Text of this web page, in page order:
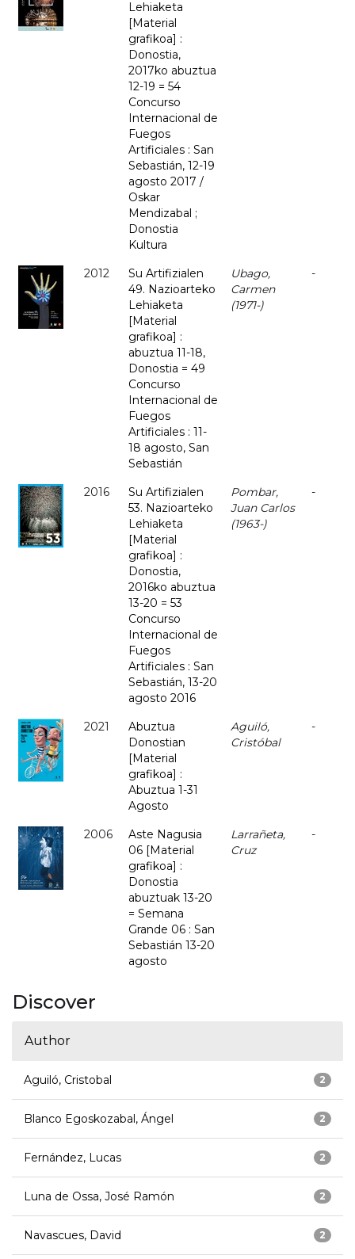
Lehiaketa
[Material
grafikoa] :
Donostia,
2017ko abuztua
12-19 = 54
Concurso
Internacional de
Fuegos
Artificiales : San
Sebastián, 12-19
agosto 2017 /
Oskar
Mendizabal ;
Donostia
Kultura
2012
Su Artifizialen
49. Nazioarteko
Lehiaketa
[Material
grafikoa] :
abuztua 11-18,
Donostia = 49
Concurso
Internacional de
Fuegos
Artificiales : 11-
18 agosto, San
Sebastián
Ubago,
Carmen
(1971-)
-
2016
Su Artifizialen
53. Nazioarteko
Lehiaketa
[Material
grafikoa] :
Donostia,
2016ko abuztua
13-20 = 53
Concurso
Internacional de
Fuegos
Artificiales : San
Sebastián, 13-20
agosto 2016
Pombar,
Juan Carlos
(1963-)
-
2021
Abuztua
Donostian
[Material
grafikoa] :
Abuztua 1-31
Agosto
Aguiló,
Cristóbal
-
2006
Aste Nagusia
06 [Material
grafikoa] :
Donostia
abuztuak 13-20
= Semana
Grande 06 : San
Sebastián 13-20
agosto
Larrañeta,
Cruz
-
Discover
Author
2
Aguiló, Cristobal
2
Blanco Egoskozabal, Ángel
2
Fernández, Lucas
2
Luna de Ossa, José Ramón
2
Navascues, David